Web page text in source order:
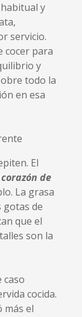
y
servicio.
cocer para
y
todo la
en esa
El
corazón de
La grasa
gotas de
que el
son la
caso
cocida.
más el